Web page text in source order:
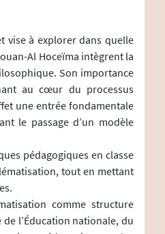
vise à explorer dans quelle
Al Hoceïma intègrent la
Son importance
au cœur du processus
une entrée fondamentale
le passage d’un modèle
pédagogiques en classe
tout en mettant
comme structure
l’Éducation nationale, du